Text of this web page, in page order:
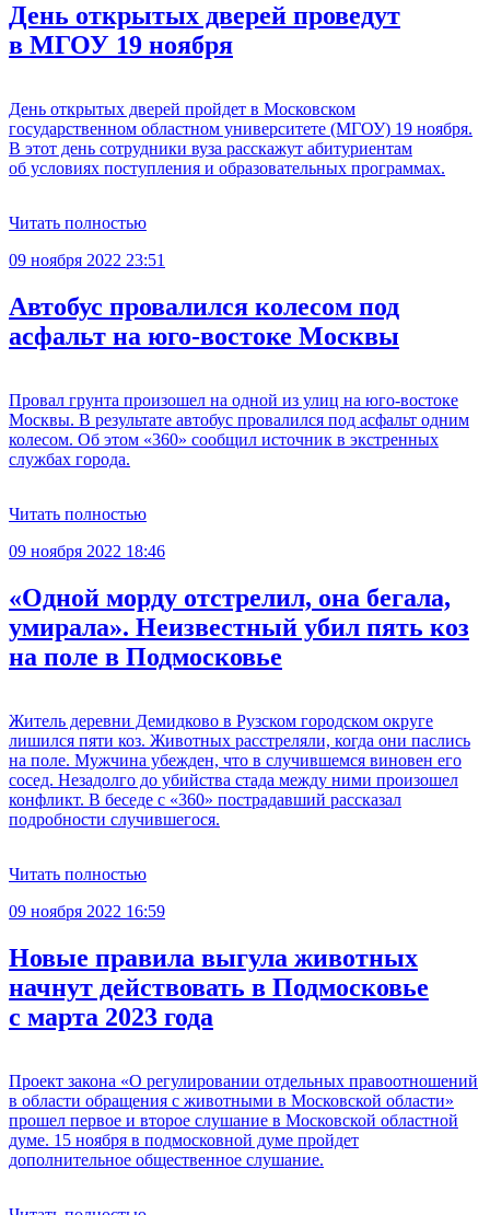
День открытых дверей проведут
в МГОУ 19 ноября
День открытых дверей пройдет в Московском
государственном областном университете (МГОУ) 19 ноября.
В этот день сотрудники вуза расскажут абитуриентам
об условиях поступления и образовательных программах.
Читать полностью
09 ноября 2022 23:51
Автобус провалился колесом под
асфальт на юго-востоке Москвы
Провал грунта произошел на одной из улиц на юго-востоке
Москвы. В результате автобус провалился под асфальт одним
колесом. Об этом «360» сообщил источник в экстренных
службах города.
Читать полностью
09 ноября 2022 18:46
«Одной морду отстрелил, она бегала,
умирала». Неизвестный убил пять коз
на поле в Подмосковье
Житель деревни Демидково в Рузском городском округе
лишился пяти коз. Животных расстреляли, когда они паслись
на поле. Мужчина убежден, что в случившемся виновен его
сосед. Незадолго до убийства стада между ними произошел
конфликт. В беседе с «360» пострадавший рассказал
подробности случившегося.
Читать полностью
09 ноября 2022 16:59
Новые правила выгула животных
начнут действовать в Подмосковье
с марта 2023 года
Проект закона «О регулировании отдельных правоотношений
в области обращения с животными в Московской области»
прошел первое и второе слушание в Московской областной
думе. 15 ноября в подмосковной думе пройдет
дополнительное общественное слушание.